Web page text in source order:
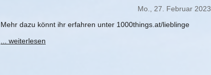
Mo., 27. Februar 2023
Mehr dazu könnt ihr erfahren unter 1000things.at/lieblinge
... weiterlesen